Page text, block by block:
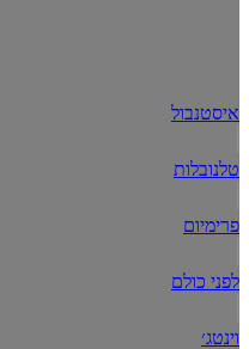
איסטנבול
טלנובלות
פרימיום
לפני כולם
וינטג׳